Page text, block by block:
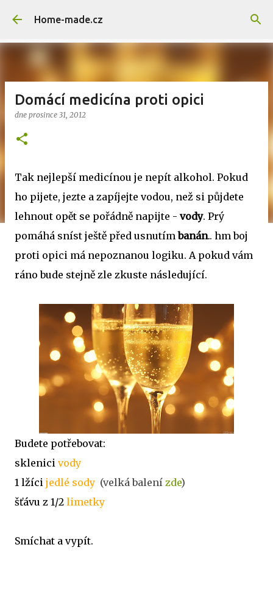
Přeskočit na hlavní obsah
Home-made.cz
Domácí medicína proti opici
dne prosince 31, 2012
Tak nejlepší medicínou je nepít alkohol. Pokud
ho pijete, jezte a zapíjejte vodou, než si půjdete
lehnout opět se pořádně napijte - vody. Prý
pomáhá sníst ještě před usnutímbanán.. hm boj
proti opici má nepoznanou logiku. A pokud vám
ráno bude stejně zle zkuste následující.
Budete potřebovat:
sklenici vody
1 lžíci jedlé sody (velká balení zde)
šťávu z 1/2 limetky
Smíchat a vypít.